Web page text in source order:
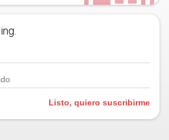
Listo, quiero suscribirme